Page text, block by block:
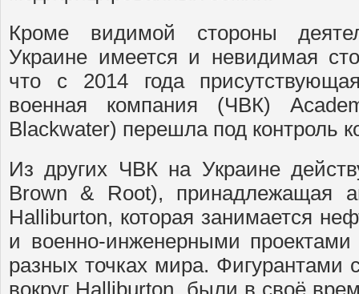
Кроме видимой стороны
Украине имеется и невидимая
что с 2014 года
военная компания (ЧВК)
Blackwater) перешла под контроль
Из других ЧВК на Украине
Brown & Root), принадлежащая
Halliburton, которая занимается
и военно-инженерными проектами
разных точках мира. Фигурантами
вокруг Halliburton, были в своё